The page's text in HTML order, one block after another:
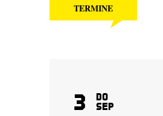
TERMINE
3 Do
Sep